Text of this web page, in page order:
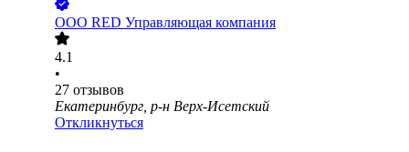
ООО RED Управляющая компания
4.1
•
27 отзывов
Екатеринбург, р-н Верх-Исетский
Откликнуться